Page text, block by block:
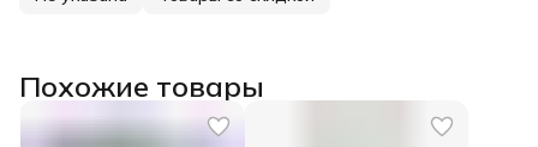
Похожие товары